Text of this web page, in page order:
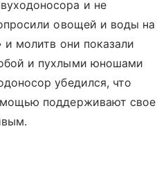
и не
овощей и воды на
молитв они показали
и пухлыми юношами
убедился, что
поддерживают свое